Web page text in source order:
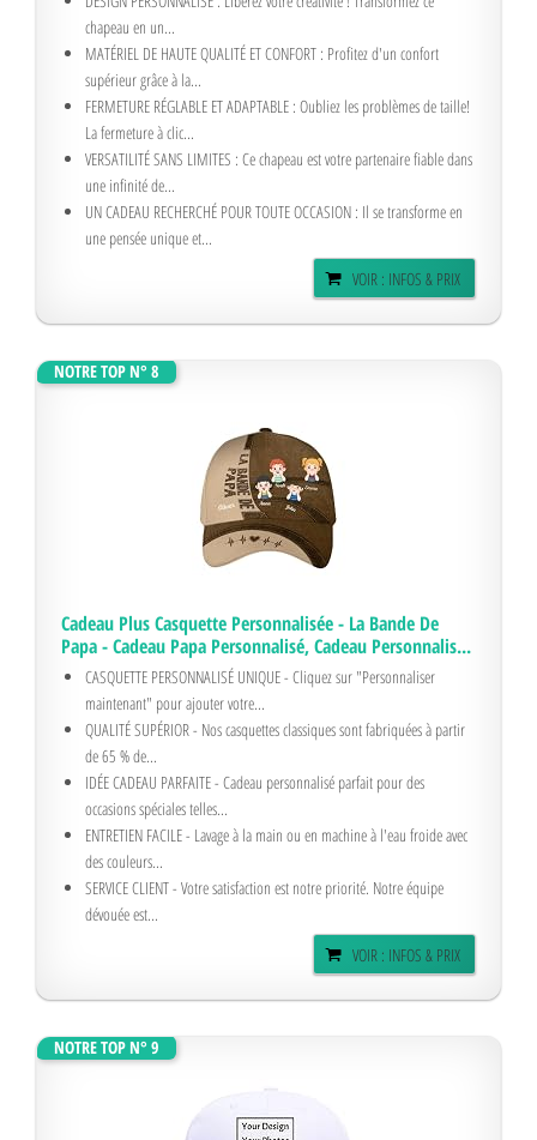
chapeau en un...
MATÉRIEL DE HAUTE QUALITÉ ET CONFORT : Profitez d'un confort
supérieur grâce à la...
FERMETURE RÉGLABLE ET ADAPTABLE : Oubliez les problèmes de taille!
La fermeture à clic...
VERSATILITÉ SANS LIMITES : Ce chapeau est votre partenaire fiable dans
une infinité de...
UN CADEAU RECHERCHÉ POUR TOUTE OCCASION : Il se transforme en
une pensée unique et...
VOIR : INFOS & PRIX
NOTRE TOP N° 8
Cadeau Plus Casquette Personnalisée - La Bande De
Papa - Cadeau Papa Personnalisé, Cadeau Personnalis...
CASQUETTE PERSONNALISÉ UNIQUE - Cliquez sur "Personnaliser
maintenant" pour ajouter votre...
QUALITÉ SUPÉRIOR - Nos casquettes classiques sont fabriquées à partir
de 65 % de...
IDÉE CADEAU PARFAITE - Cadeau personnalisé parfait pour des
occasions spéciales telles...
ENTRETIEN FACILE - Lavage à la main ou en machine à l'eau froide avec
des couleurs...
SERVICE CLIENT - Votre satisfaction est notre priorité. Notre équipe
dévouée est...
VOIR : INFOS & PRIX
NOTRE TOP N° 9